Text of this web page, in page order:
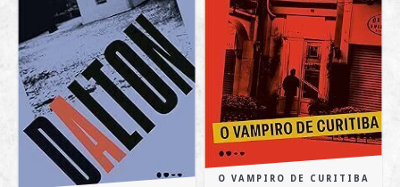
O VAMPIRO DE CURITIBA